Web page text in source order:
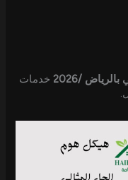
/2026
خدمات